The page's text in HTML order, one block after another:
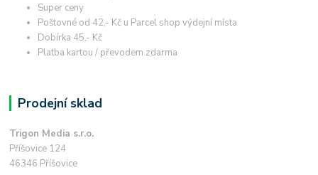
Super ceny
Poštovné od 42,- Kč u Parcel shop výdejní místa
Dobírka 45,- Kč
Platba kartou / převodem zdarma
Prodejní sklad
Trigon Media s.r.o.
Příšovice 124
46346 Příšovice